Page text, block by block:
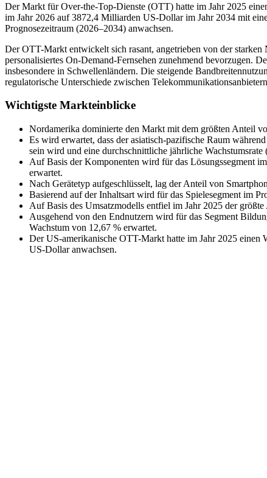
Der Markt für Over-the-Top-Dienste (OTT) hatte im Jahr 2025
im Jahr 2026 auf 3872,4 Milliarden US-Dollar im Jahr 2034 mit
Prognosezeitraum (2026–2034) anwachsen.
Der OTT-Markt entwickelt sich rasant, angetrieben von der
personalisiertes On-Demand-Fernsehen zunehmend bevorzugen.
insbesondere in Schwellenländern. Die steigende
regulatorische Unterschiede zwischen
Wichtigste Markteinblicke
Nordamerika dominierte den Markt mit dem größten Anteil
Es wird erwartet, dass der asiatisch-pazifische Raum
sein wird und eine durchschnittliche jährliche
Auf Basis der Komponenten wird für das Lösungssegment
erwartet.
Nach Gerätetyp aufgeschlüsselt, lag der Anteil von
Basierend auf der Inhaltsart wird für das Spielesegment im
Auf Basis des Umsatzmodells entfiel im Jahr 2025 der
Ausgehend von den Endnutzern wird für das Segment
Wachstum von 12,67 % erwartet.
Der US-amerikanische OTT-Markt hatte im Jahr 2025
US-Dollar anwachsen.